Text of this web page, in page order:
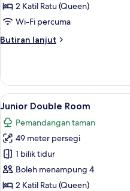
Room,
1
Bedroom
2 Katil Ratu (Queen)
Wi-Fi percuma
Butiran lanjut
Butiran
Double
Room,
1Lihat
semua
foto
untuk
Junior
Double
Room
2
Junior Double Room
Pemandangan taman
49 meter persegi
1 bilik tidur
Boleh menampung 4
2 Katil Ratu (Queen)